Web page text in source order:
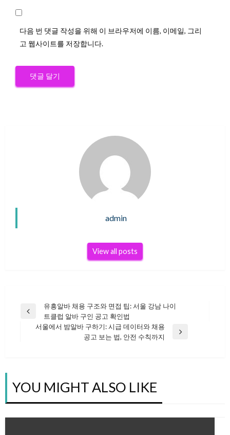
다음 번 댓글 작성을 위해 이 브라우저에 이름, 이메일, 그리
고 웹사이트를 저장합니다.
admin
View all posts
글
Previous
유흥알바 채용 구조와 면접 팁: 서울 강남 나이
트클럽 알바 구인 공고 확인법
서울에서 밤알바 구하기: 시급 데이터와 채용
공고 보는 법, 안전 수칙까지
YOU MIGHT ALSO LIKE